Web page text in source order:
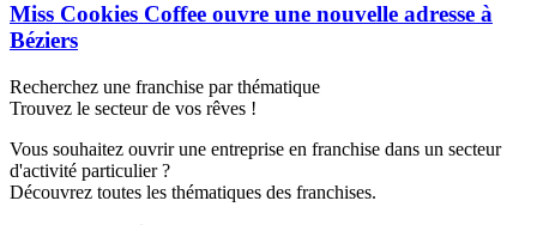
Miss Cookies Coffee ouvre une nouvelle adresse à
Béziers
Recherchez une franchise par thématique
Trouvez le secteur de vos rêves !
Vous souhaitez ouvrir une entreprise en franchise dans un secteur
d'activité particulier ?
Découvrez toutes les thématiques des franchises.